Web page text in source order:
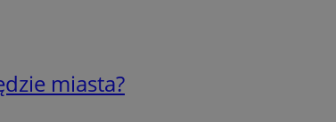
miasta?